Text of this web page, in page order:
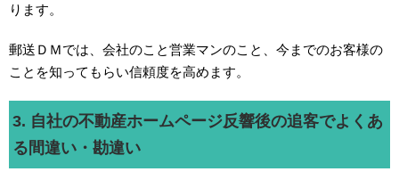
ります。
郵送ＤＭでは、会社のこと営業マンのこと、今までのお客様の
ことを知ってもらい信頼度を高めます。
3. 自社の不動産ホームページ反響後の追客でよくあ
る間違い・勘違い